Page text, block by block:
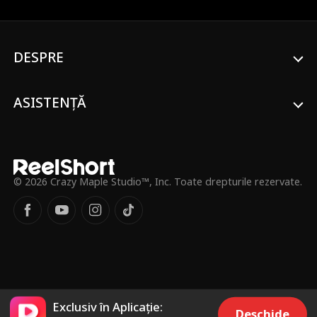
DESPRE
ASISTENȚĂ
© 2026 Crazy Maple Studio™, Inc. Toate drepturile rezervate.
Exclusiv în Aplicație:
Deschide